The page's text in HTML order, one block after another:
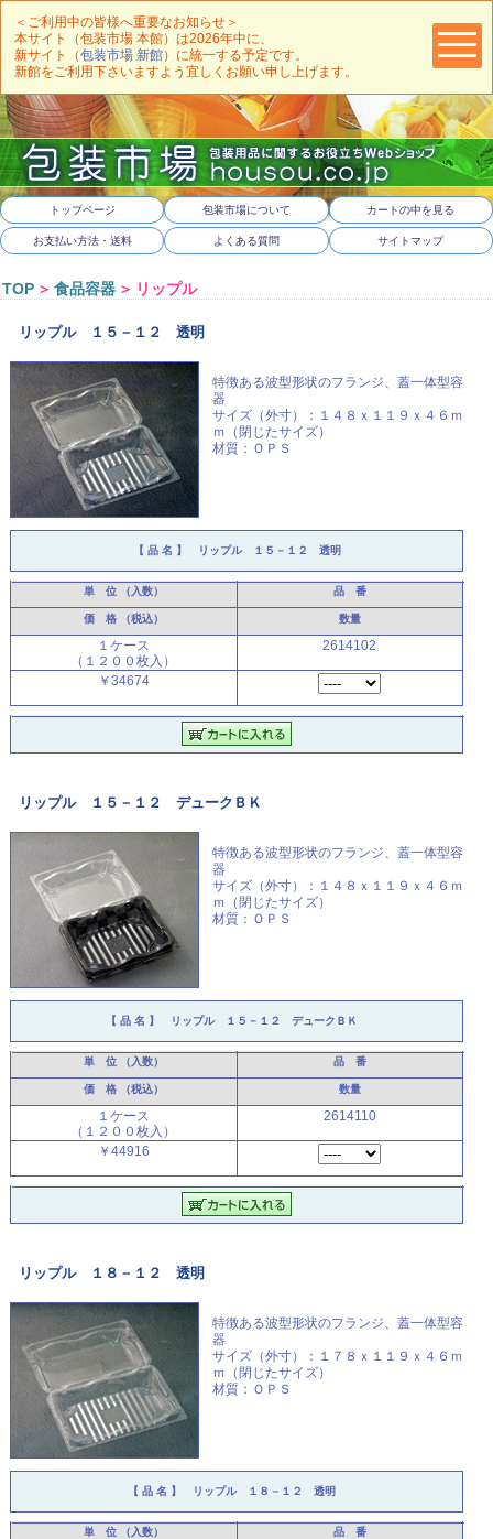
＜ご利用中の皆様へ重要なお知らせ＞
本サイト（包装市場 本館）は2026年中に、
新サイト（包装市場 新館）に統一する予定です。
新館をご利用下さいますよう宜しくお願い申し上げます。
トップページ 包装市場について カートの中を見る
お支払い方法・送料 よくある質問 サイトマップ
TOP ＞ 食品容器 ＞ リップル
リップル １５－１２ 透明
特徴ある波型形状のフランジ、 蓋一体型容
器
サイズ（外寸）：１４８ｘ１１９ｘ４６ｍ
ｍ（閉じたサイズ）
材質：ＯＰＳ
【 品 名 】 リップル １５－１２ 透明
単 位（入数） 品 番
価 格（税込） 数量
１ケース
（１２００枚入）
2614102
￥34674
リップル １５－１２ デュークＢＫ
特徴ある波型形状のフランジ、 蓋一体型容
器
サイズ（外寸）：１４８ｘ１１９ｘ４６ｍ
ｍ（閉じたサイズ）
材質：ＯＰＳ
【 品 名 】 リップル １５－１２ デュークＢＫ
単 位（入数） 品 番
価 格（税込） 数量
１ケース
（１２００枚入）
2614110
￥44916
リップル １８－１２ 透明
特徴ある波型形状のフランジ、 蓋一体型容
器
サイズ（外寸）：１７８ｘ１１９ｘ４６ｍ
ｍ（閉じたサイズ）
材質：ＯＰＳ
【 品 名 】 リップル １８－１２ 透明
単 位（入数） 品 番